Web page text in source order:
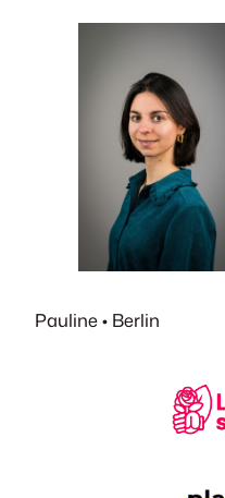
Pauline • Berlin